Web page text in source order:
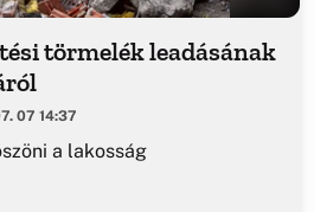
törmelék leadásának
07 14:37
a lakosság